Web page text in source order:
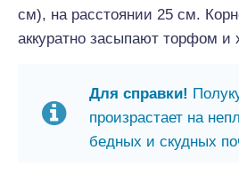
см), на расстоянии 25 см.
аккуратно засыпают торфом
Для справки!
произрастает на
бедных и скудных